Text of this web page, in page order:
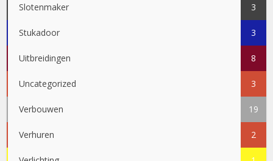
Slotenmaker 3
Stukadoor 3
Uitbreidingen 8
Uncategorized 3
Verbouwen 19
Verhuren 2